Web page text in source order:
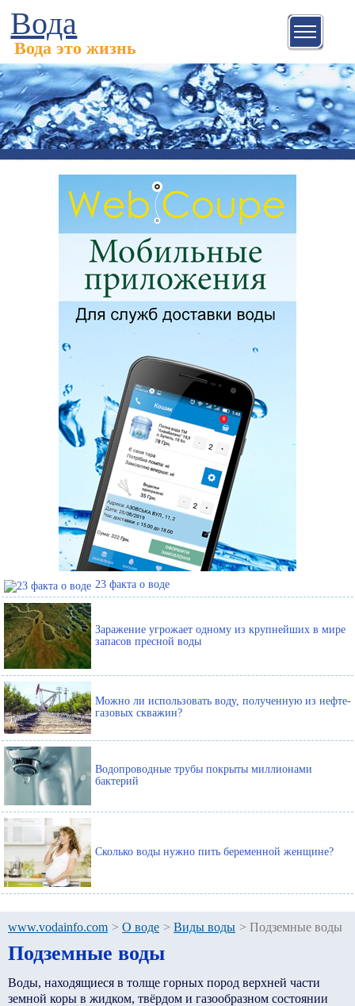
Вода
Вода это жизнь
23 факта о воде
Заражение угрожает одному из крупнейших в мире
запасов пресной воды
Можно ли использовать воду, полученную из нефте-
газовых скважин?
Водопроводные трубы покрыты миллионами
бактерий
Сколько воды нужно пить беременной женщине?
www.vodainfo.com > О воде > Виды воды > Подземные воды
Подземные воды
Воды, находящиеся в толще горных пород верхней части
земной коры в жидком, твёрдом и газообразном состоянии